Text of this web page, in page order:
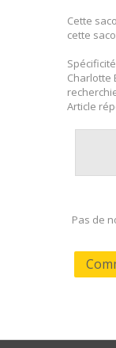
Cette
cette
Charlotte
Article
Pas de